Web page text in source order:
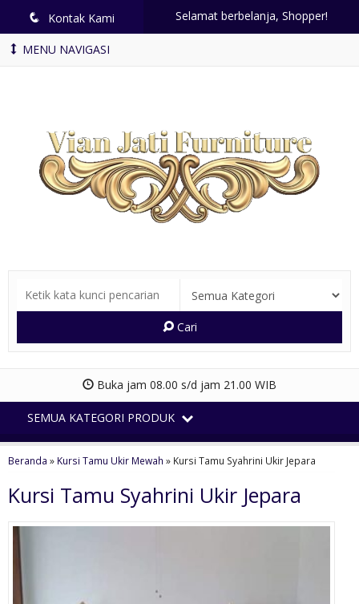
q Kontak Kami Selamat berbelanja, Shopper!
MENU NAVIGASI
Cari
Buka jam 08.00 s/d jam 21.00 WIB
SEMUA KATEGORI PRODUK
Beranda » Kursi Tamu Ukir Mewah » Kursi Tamu Syahrini Ukir Jepara
Kursi Tamu Syahrini Ukir Jepara